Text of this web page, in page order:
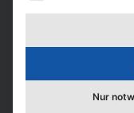
Arbeitsplätze
wir müssen
werden,
und steuern
Nur